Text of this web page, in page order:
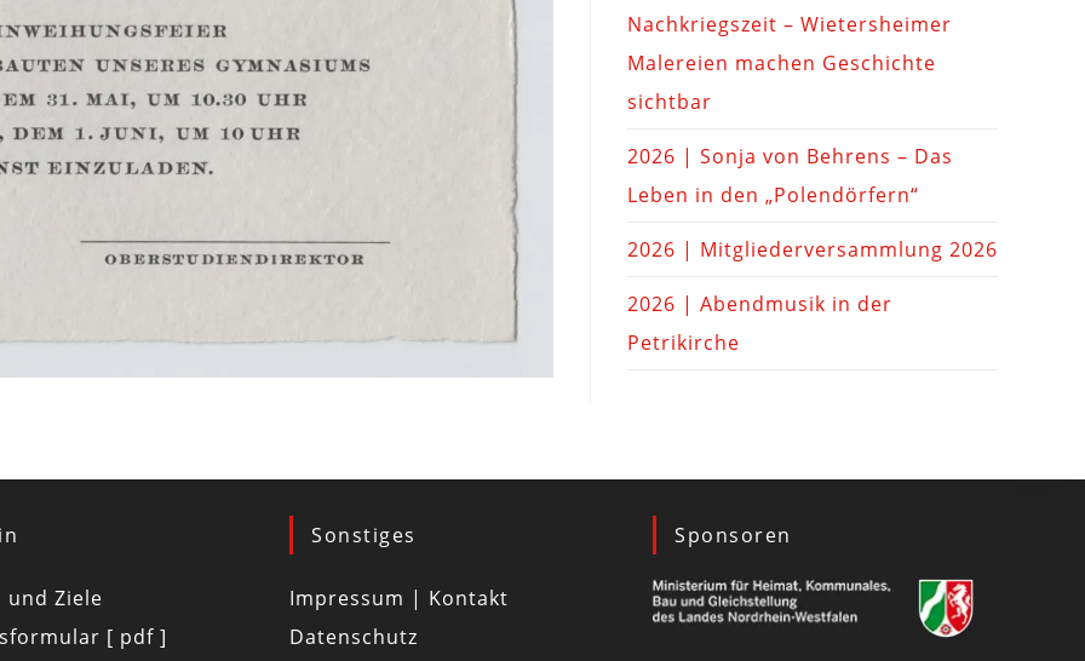
Nachkriegszeit – Wietersheimer
Malereien machen Geschichte
sichtbar
2026 | Sonja von Behrens – Das
Leben in den „Polendörfern“
2026 | Mitgliederversammlung 2026
2026 | Abendmusik in der
Petrikirche
und Ziele
[ pdf ]
Sonstiges
Impressum | Kontakt
Datenschutz
Sponsoren